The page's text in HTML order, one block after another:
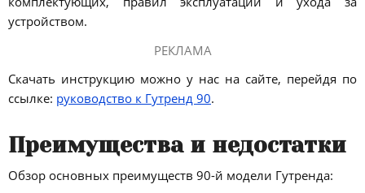
устройством.
РЕКЛАМА
Скачать инструкцию можно у нас на сайте, перейдя по
ссылке: руководство к Гутренд 90.
Преимущества и недостатки
Обзор основных преимуществ 90-й модели Гутренда: